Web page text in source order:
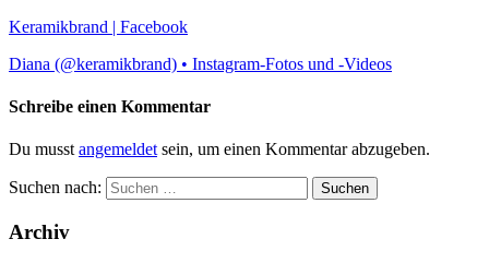
Keramikbrand | Facebook
Diana (@keramikbrand) • Instagram-Fotos und -Videos
Schreibe einen Kommentar
Du musst angemeldet sein, um einen Kommentar abzugeben.
Suchen nach:
Archiv